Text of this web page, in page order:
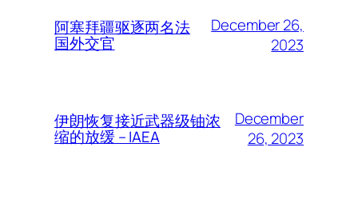
阿塞拜疆驱逐两名法
国外交官
December 26,
2023
伊朗恢复接近武器级铀浓
缩的放缓 – IAEA
December
26, 2023